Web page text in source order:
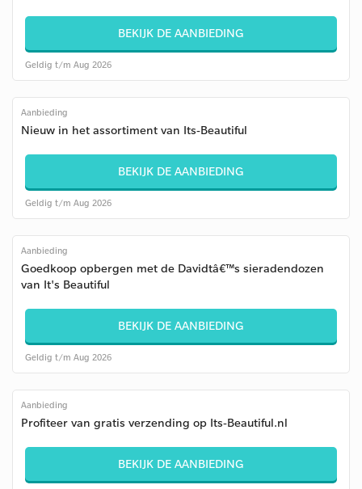
BEKIJK DE AANBIEDING
Geldig t/m Aug 2026
Aanbieding
Nieuw in het assortiment van Its-Beautiful
BEKIJK DE AANBIEDING
Geldig t/m Aug 2026
Aanbieding
Goedkoop opbergen met de Davidtâ€™s sieradendozen
van It's Beautiful
BEKIJK DE AANBIEDING
Geldig t/m Aug 2026
Aanbieding
Profiteer van gratis verzending op Its-Beautiful.nl
BEKIJK DE AANBIEDING